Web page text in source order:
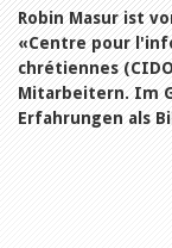
biblioBE
Benutzung
Finanzen
Personal
Recht und Politik
Öffentlichkeitsarbeit
Robin Masur ist
«Centre pour
chrétiennes
Mitarbeitern. Im
Erfahrungen als